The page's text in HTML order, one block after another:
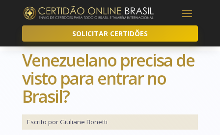
SOLICITAR CERTIDÕES
Venezuelano precisa de
visto para entrar no
Brasil?
Escrito por Giuliane Bonetti